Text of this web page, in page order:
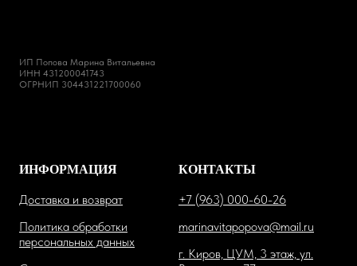
ИП Попова Марина Витальевна
ИНН 431200041743
ОГРНИП 304431221700060
ИНФОРМАЦИЯ
Доставка и возврат
Политика обработки
персональных данных
КОНТАКТЫ
+7 (963) 000-60-26
marinavitapopova@mail.ru
г. Киров, ЦУМ, 3 этаж, ул.